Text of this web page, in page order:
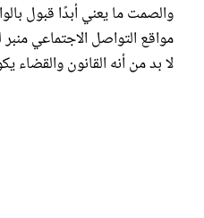
والصمت ما يعني أبدًا قبول
مواقع التواصل الاجتماعي
لا بد من أنه القانون والقضاء